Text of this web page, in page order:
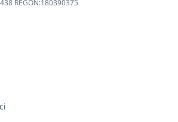
REGON:180390375